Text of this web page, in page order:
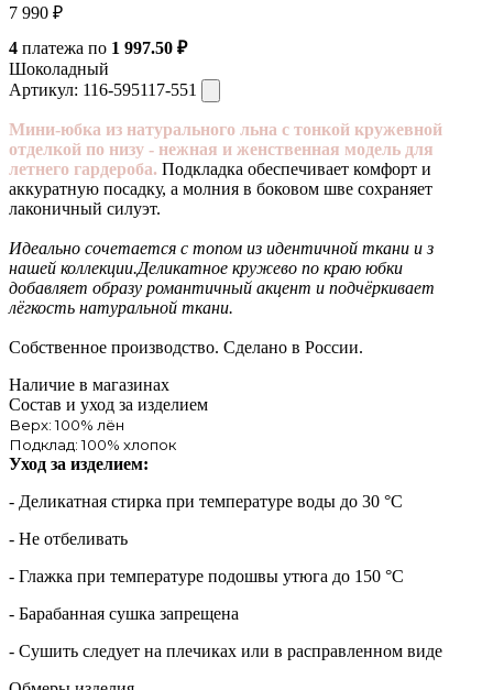
7 990 ₽
4 платежа по 1 997.50 ₽
Шоколадный
Артикул: 116-595117-551
Мини-юбка из натурального льна с тонкой кружевной
отделкой по низу - нежная и женственная модель для
летнего гардероба. Подкладка обеспечивает комфорт и
аккуратную посадку, а молния в боковом шве сохраняет
лаконичный силуэт.
Идеально сочетается с топом из идентичной ткани и з
нашей коллекции.Деликатное кружево по краю юбки
добавляет образу романтичный акцент и подчёркивает
лёгкость натуральной ткани.
Собственное производство. Сделано в России.
Наличие в магазинах
Состав и уход за изделием
Верх: 100% лён
Подклад: 100% хлопок
Уход за изделием:
- Деликатная стирка при температуре воды до 30 °C
- Не отбеливать
- Глажка при температуре подошвы утюга до 150 °C
- Барабанная сушка запрещена
- Сушить следует на плечиках или в расправленном виде